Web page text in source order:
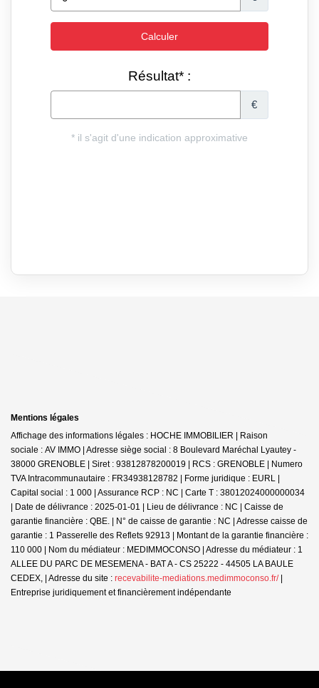
Mentions légales
Affichage des informations légales : HOCHE IMMOBILIER | Raison
sociale : AV IMMO | Adresse siège social : 8 Boulevard Maréchal Lyautey -
38000 GRENOBLE | Siret : 93812878200019 | RCS : GRENOBLE | Numero
TVA Intracommunautaire : FR34938128782 | Forme juridique : EURL |
Capital social : 1 000 | Assurance RCP : NC | Carte T : 38012024000000034
| Date de délivrance : 2025-01-01 | Lieu de délivrance : NC | Caisse de
garantie financière : QBE. | N° de caisse de garantie : NC | Adresse caisse de
garantie : 1 Passerelle des Reflets 92913 | Montant de la garantie financière :
110 000 | Nom du médiateur : MEDIMMOCONSO | Adresse du médiateur : 1
ALLEE DU PARC DE MESEMENA - BAT A - CS 25222 - 44505 LA BAULE
CEDEX, | Adresse du site : recevabilite-mediations.medimmoconso.fr/|
Entreprise juridiquement et financièrement indépendante